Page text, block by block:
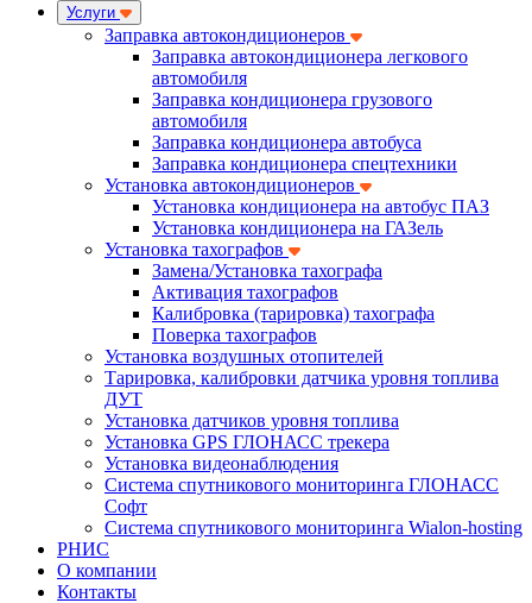
Услуги
Заправка автокондиционеров
Заправка автокондиционера легкового
автомобиля
Заправка кондиционера грузового
автомобиля
Заправка кондиционера автобуса
Заправка кондиционера спецтехники
Установка автокондиционеров
Установка кондиционера на автобус ПАЗ
Установка кондиционера на ГАЗель
Установка тахографов
Замена/Установка тахографа
Активация тахографов
Калибровка (тарировка) тахографа
Поверка тахографов
Установка воздушных отопителей
Тарировка, калибровки датчика уровня топлива
ДУТ
Установка датчиков уровня топлива
Установка GPS ГЛОНАСС трекера
Установка видеонаблюдения
Система спутникового мониторинга ГЛОНАСС
Софт
Система спутникового мониторинга Wialon-hosting
РНИС
О компании
Контакты